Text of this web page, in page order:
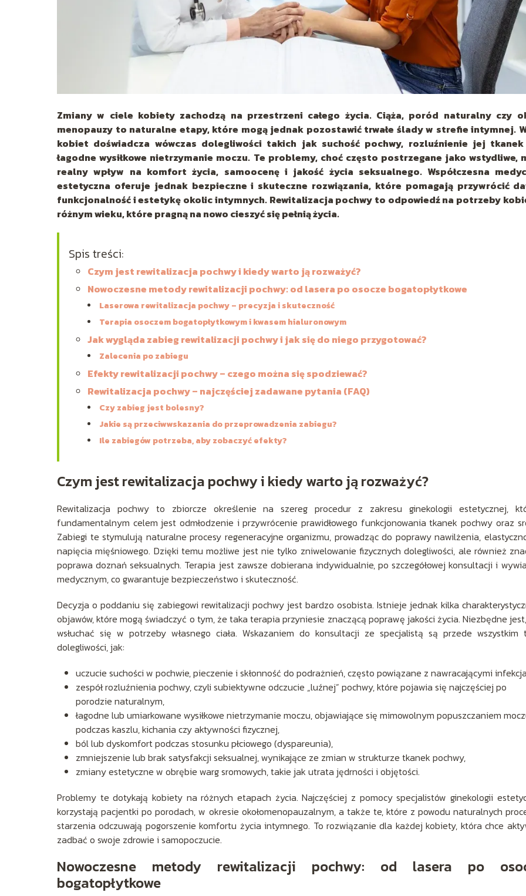
Zmiany w ciele kobiety zachodzą na przestrzeni całego życia. Ciąża, poród naturalny czy
menopauzy to naturalne etapy, które mogą jednak pozostawić trwałe ślady w strefie intymnej.
kobiet doświadcza wówczas dolegliwości takich jak suchość pochwy, rozluźnienie jej
łagodne wysiłkowe nietrzymanie moczu. Te problemy, choć często postrzegane jako wstydliwe,
realny wpływ na komfort życia, samoocenę i jakość życia seksualnego. Współczesna
estetyczna oferuje jednak bezpieczne i skuteczne rozwiązania, które pomagają przywrócić
funkcjonalność i estetykę okolic intymnych. Rewitalizacja pochwy to odpowiedź na potrzeby
różnym wieku, które pragną na nowo cieszyć się pełnią życia.
Spis treści:
Czym jest rewitalizacja pochwy i kiedy warto ją rozważyć?
Nowoczesne metody rewitalizacji pochwy: od lasera po osocze bogatopłytkowe
Laserowa rewitalizacja pochwy – precyzja i skuteczność
Terapia osoczem bogatopłytkowym i kwasem hialuronowym
Jak wygląda zabieg rewitalizacji pochwy i jak się do niego przygotować?
Zalecenia po zabiegu
Efekty rewitalizacji pochwy – czego można się spodziewać?
Rewitalizacja pochwy – najczęściej zadawane pytania (FAQ)
Czy zabieg jest bolesny?
Jakie są przeciwwskazania do przeprowadzenia zabiegu?
Ile zabiegów potrzeba, aby zobaczyć efekty?
Czym jest rewitalizacja pochwy i kiedy warto ją rozważyć?
Rewitalizacja pochwy to zbiorcze określenie na szereg procedur z zakresu ginekologii estetycznej,
fundamentalnym celem jest odmłodzenie i przywrócenie prawidłowego funkcjonowania tkanek pochwy oraz
Zabiegi te stymulują naturalne procesy regeneracyjne organizmu, prowadząc do poprawy nawilżenia,
napięcia mięśniowego. Dzięki temu możliwe jest nie tylko zniwelowanie fizycznych dolegliwości, ale również
poprawa doznań seksualnych. Terapia jest zawsze dobierana indywidualnie, po szczegółowej konsultacji i
medycznym, co gwarantuje bezpieczeństwo i skuteczność.
Decyzja o poddaniu się zabiegowi rewitalizacji pochwy jest bardzo osobista. Istnieje jednak kilka
objawów, które mogą świadczyć o tym, że taka terapia przyniesie znaczącą poprawę jakości życia. Niezbędne
wsłuchać się w potrzeby własnego ciała. Wskazaniem do konsultacji ze specjalistą są przede wszystkim
dolegliwości, jak:
uczucie suchości w pochwie, pieczenie i skłonność do podrażnień, często powiązane z nawracającymi
zespół rozluźnienia pochwy, czyli subiektywne odczucie „luźnej” pochwy, które pojawia się najczęściej po
porodzie naturalnym,
łagodne lub umiarkowane wysiłkowe nietrzymanie moczu, objawiające się mimowolnym popuszczaniem
podczas kaszlu, kichania czy aktywności fizycznej,
ból lub dyskomfort podczas stosunku płciowego (dyspareunia),
zmniejszenie lub brak satysfakcji seksualnej, wynikające ze zmian w strukturze tkanek pochwy,
zmiany estetyczne w obrębie warg sromowych, takie jak utrata jędrności i objętości.
Problemy te dotykają kobiety na różnych etapach życia. Najczęściej z pomocy specjalistów ginekologii
korzystają pacjentki po porodach, w okresie okołomenopauzalnym, a także te, które z powodu naturalnych
starzenia odczuwają pogorszenie komfortu życia intymnego. To rozwiązanie dla każdej kobiety, która chce
zadbać o swoje zdrowie i samopoczucie.
Nowoczesne metody rewitalizacji pochwy: od lasera po
bogatopłytkowe